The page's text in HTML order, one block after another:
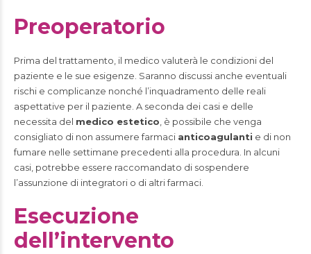
Preoperatorio
Prima del trattamento, il medico valuterà le condizioni del
paziente e le sue esigenze. Saranno discussi anche eventuali
rischi e complicanze nonché l’inquadramento delle reali
aspettative per il paziente. A seconda dei casi e delle
necessita del medico estetico , è possibile che venga
consigliato di non assumere farmaci anticoagulanti e di non
fumare nelle settimane precedenti alla procedura. In alcuni
casi, potrebbe essere raccomandato di sospendere
l’assunzione di integratori o di altri farmaci.
Esecuzione
dell’intervento